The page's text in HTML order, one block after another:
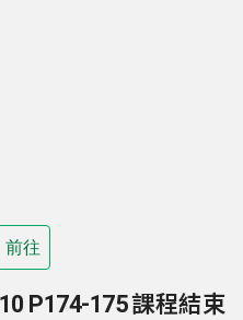
前往
P174-175 課程結束